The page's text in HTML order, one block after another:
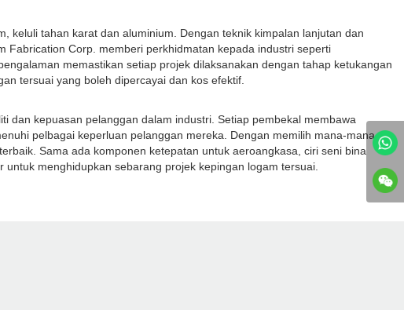
keluli tahan karat dan aluminium. Dengan teknik kimpalan lanjutan dan
Fabrication Corp. memberi perkhidmatan kepada industri seperti
memastikan setiap projek dilaksanakan dengan tahap ketukangan
tersuai yang boleh dipercayai dan kos efektif.
dan kepuasan pelanggan dalam industri. Setiap pembekal membawa
pelbagai keperluan pelanggan mereka. Dengan memilih mana-mana
Sama ada komponen ketepatan untuk aeroangkasa, ciri seni bina
menghidupkan sebarang projek kepingan logam tersuai.